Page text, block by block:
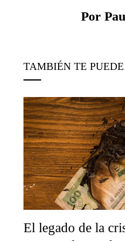
Por
TAMBIÉN TE
El legado de la